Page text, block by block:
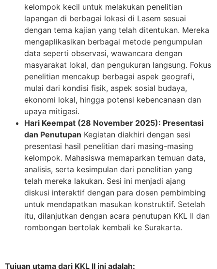
kelompok kecil untuk melakukan penelitian
lapangan di berbagai lokasi di Lasem sesuai
dengan tema kajian yang telah ditentukan. Mereka
mengaplikasikan berbagai metode pengumpulan
data seperti observasi, wawancara dengan
masyarakat lokal, dan pengukuran langsung. Fokus
penelitian mencakup berbagai aspek geografi,
mulai dari kondisi fisik, aspek sosial budaya,
ekonomi lokal, hingga potensi kebencanaan dan
upaya mitigasi.
Hari Keempat (28 November 2025): Presentasi
dan Penutupan Kegiatan diakhiri dengan sesi
presentasi hasil penelitian dari masing-masing
kelompok. Mahasiswa memaparkan temuan data,
analisis, serta kesimpulan dari penelitian yang
telah mereka lakukan. Sesi ini menjadi ajang
diskusi interaktif dengan para dosen pembimbing
untuk mendapatkan masukan konstruktif. Setelah
itu, dilanjutkan dengan acara penutupan KKL II dan
rombongan bertolak kembali ke Surakarta.
Tujuan utama dari KKL II ini adalah: